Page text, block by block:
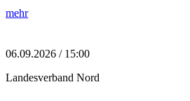
mehr
06.09.2026 / 15:00
Landesverband Nord